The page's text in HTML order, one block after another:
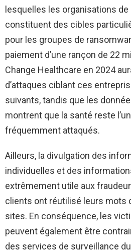
lesquelles les organisations
constituent des cibles
pour les groupes de
paiement d’une rançon de 22
Change Healthcare en 2024
d’attaques ciblant ces
suivants, tandis que les
montrent que la santé reste
fréquemment attaqués.
Ailleurs, la divulgation des
individuelles et des
extrêmement utile aux
clients ont réutilisé leurs mots
sites. En conséquence, les
peuvent également être
des services de surveillance